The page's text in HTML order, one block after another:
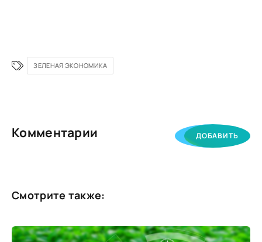
ЗЕЛЕНАЯ ЭКОНОМИКА
Комментарии ДОБАВИТЬ
Смотрите также: